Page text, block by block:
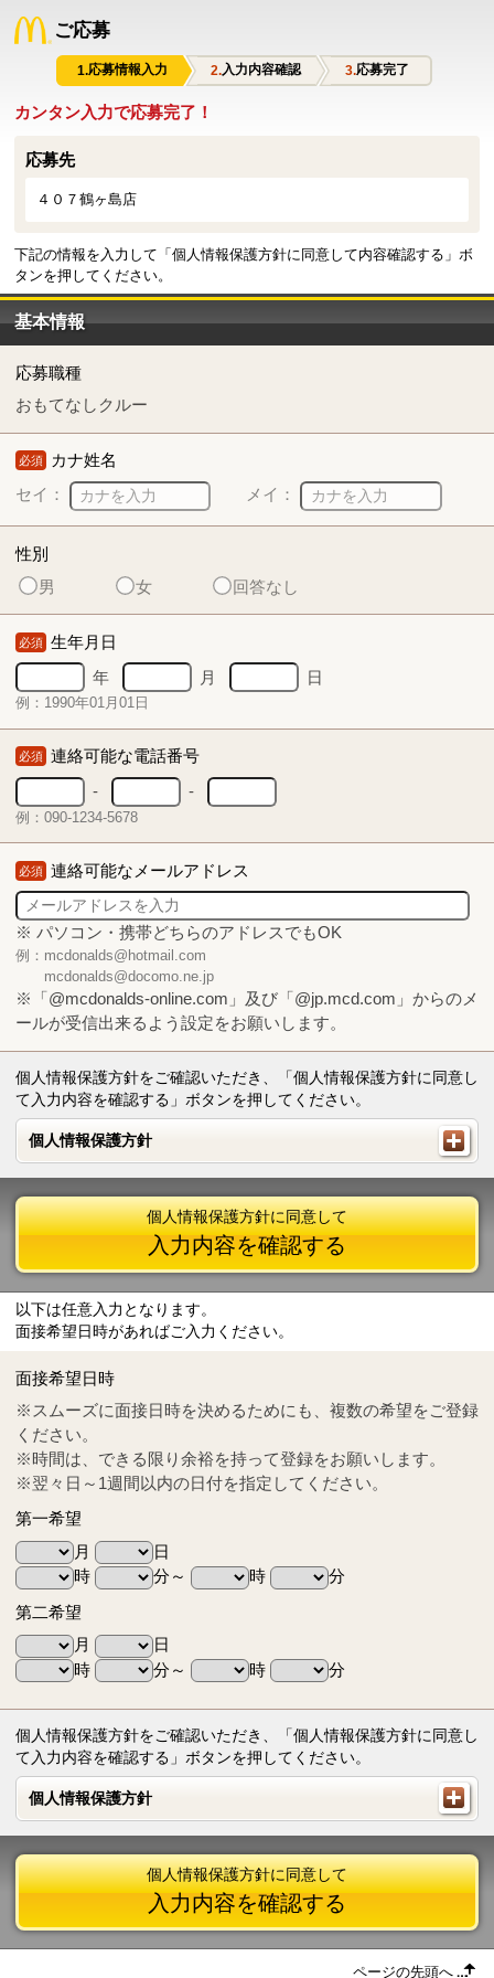
ご応募
応募情報入力 入力内容確認 応募完了
カンタン入力で応募完了！
応募先
４０７鶴ヶ島店
下記の情報を入力して「個人情報保護方針に同意して内容確認する」ボ
タンを押してください。
基本情報
応募職種
おもてなしクルー
必須 カナ姓名
セイ：
メイ：
性別
男
女 回答なし
必須 生年月日
年
月 日
例：1990年01月01日
必須 連絡可能な電話番号
-
-
例：090-1234-5678
必須 連絡可能なメールアドレス
※ パソコン・携帯どちらのアドレスでもOK
例：mcdonalds@hotmail.com
mcdonalds@docomo.ne.jp
※「@mcdonalds-online.com」及び「@jp.mcd.com」からのメ
ールが受信出来るよう設定をお願いします。
個人情報保護方針をご確認いただき、「個人情報保護方針に同意し
て入力内容を確認する」ボタンを押してください。
個人情報保護方針
個人情報保護方針
Tel
0570-55-0314
個人情報保護方針に同意して
入力内容を確認する
以下は任意入力となります。
面接希望日時があればご入力ください。
面接希望日時
※スムーズに面接日時を決めるためにも、複数の希望をご登録
ください。
※時間は、できる限り余裕を持って登録をお願いします。
※翌々日～1週間以内の日付を指定してください。
第一希望
月
日
時
分～ 時
分
第二希望
月
日
時
分～ 時 分
個人情報保護方針をご確認いただき、「個人情報保護方針に同意し
て入力内容を確認する」ボタンを押してください。
個人情報保護方針
個人情報保護方針
個人情報保護方針に同意して
入力内容を確認する
ページの先頭へ